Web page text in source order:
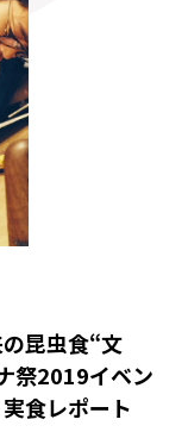
の昆虫食“文
祭2019イベン
食レポート